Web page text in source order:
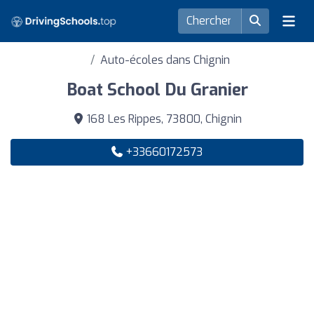
Auto-écoles dans Chignin
Boat School Du Granier
168 Les Rippes, 73800, Chignin
+33660172573